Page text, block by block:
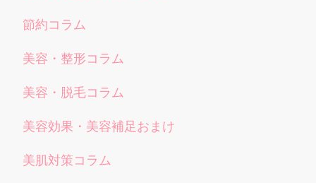
節約コラム
美容・整形コラム
美容・脱毛コラム
美容効果・美容補足おまけ
美肌対策コラム